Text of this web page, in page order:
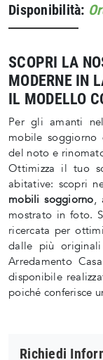
Disponibilità:
SCOPRI LA
MODERNE IN
IL MODELLO
Per gli amanti
mobile soggiorno
del noto e
Ottimizza il tuo
abitative: scopri
mobili soggiorno,
mostrato in foto.
ricercata per
dalle più
Arredamento
disponibile
poiché conferisce
Richiedi